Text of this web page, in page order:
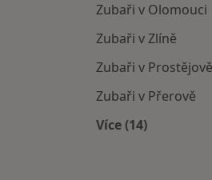
Zubaři v Olomouci
Zubaři v Zlíně
Zubaři v Prostějově
Zubaři v Přerově
Více (14)